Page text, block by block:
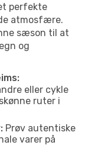
perfekte
atmosfære.
sæson til at
og
eller cykle
ruter i
Prøv autentiske
varer på